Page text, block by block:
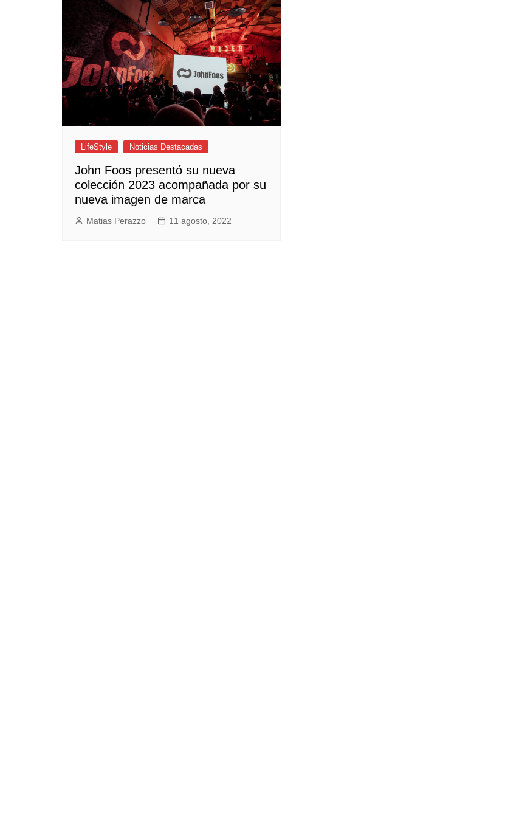
Empresas y Negocios
Automotos
Espectáculos
Trendy News
LifeStyle
Negocios
LifeStyle Noticias Destacadas
John Foos presentó su nueva
colección 2023 acompañada por su
nueva imagen de marca
Matias Perazzo 11 agosto, 2022